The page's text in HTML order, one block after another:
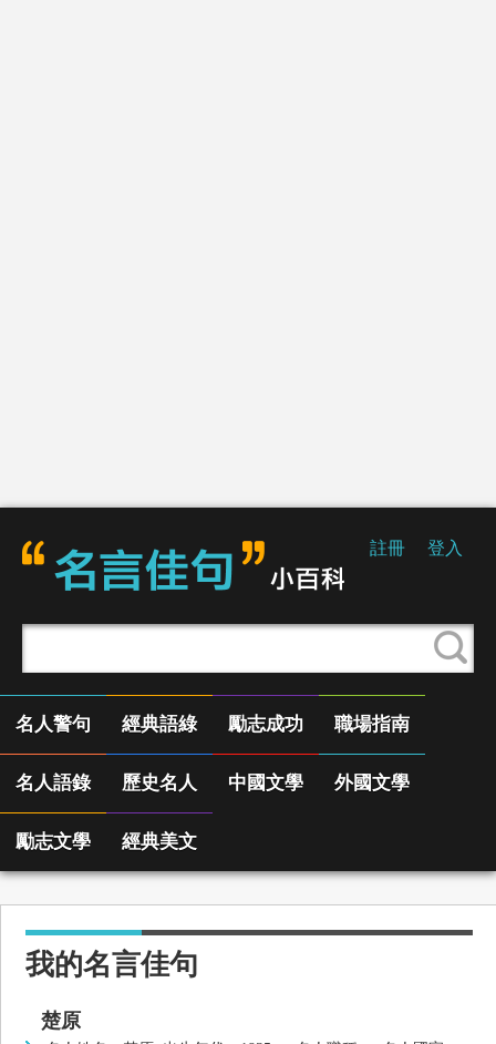
註冊 登入
名人警句 經典語綠 勵志成功 職場指南
名人語錄 歷史名人 中國文學 外國文學
勵志文學 經典美文
我的名言佳句
楚原